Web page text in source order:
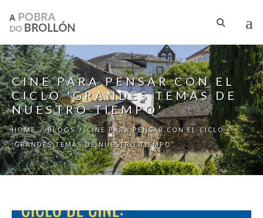
CINE PARA PENSAR CON EL
CICLO 'GRANDES TEMAS DE
NUESTRO TIEMPO'
HOME / BLOGS / CINE PARA PENSAR CON EL CICLO
'GRANDES TEMAS DE NUESTRO TIEMPO'